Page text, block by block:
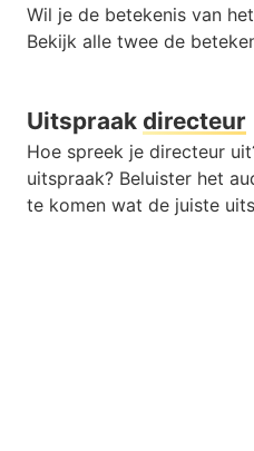
Wil je de betekenis van
Bekijk alle twee de
Uitspraak directeur
Hoe spreek je directeur
uitspraak? Beluister het
te komen wat de juiste